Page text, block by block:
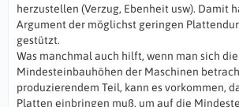
herzustellen (Verzug, Ebenheit usw). Damit
Argument der möglichst geringen
gestützt.
Was manchmal auch hilft, wenn man sich die
Mindesteinbauhöhen der Maschinen
produzierendem Teil, kann es vorkommen,
Platten einbringen muß, um auf die